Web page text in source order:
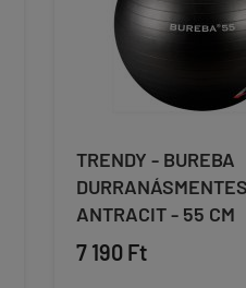
TRENDY - BUREBA
ANTRACIT - 55 CM
7 190 Ft